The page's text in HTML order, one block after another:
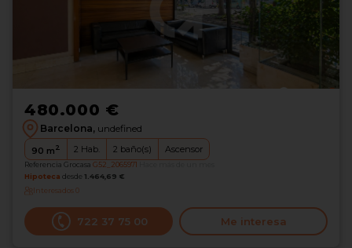
480.000 €
Barcelona, undefined
90 m2 2 Hab. 2 baño(s) Ascensor
Referencia Grocasa G52_2065971
Hipoteca desde 1.464,69 €
Interesados0
722 37 75 00 Me interesa